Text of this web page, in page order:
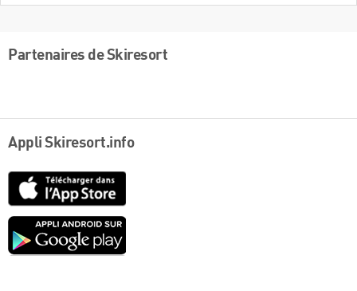
Partenaires de Skiresort
Appli Skiresort.info
Google